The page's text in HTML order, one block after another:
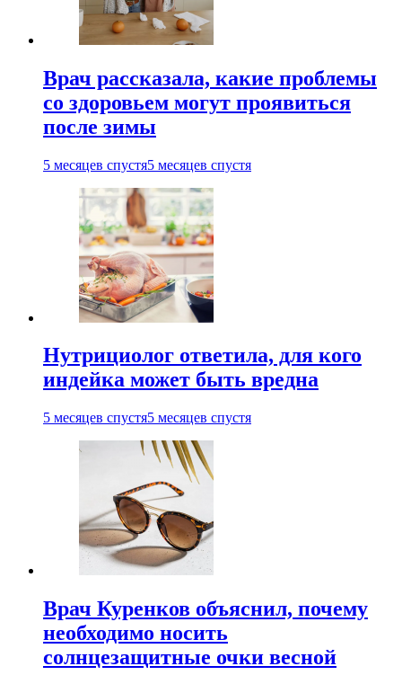
Врач рассказала, какие проблемы
со здоровьем могут проявиться
после зимы
5 месяцев спустя5 месяцев спустя
Нутрициолог ответила, для кого
индейка может быть вредна
5 месяцев спустя5 месяцев спустя
Врач Куренков объяснил, почему
необходимо носить
солнцезащитные очки весной